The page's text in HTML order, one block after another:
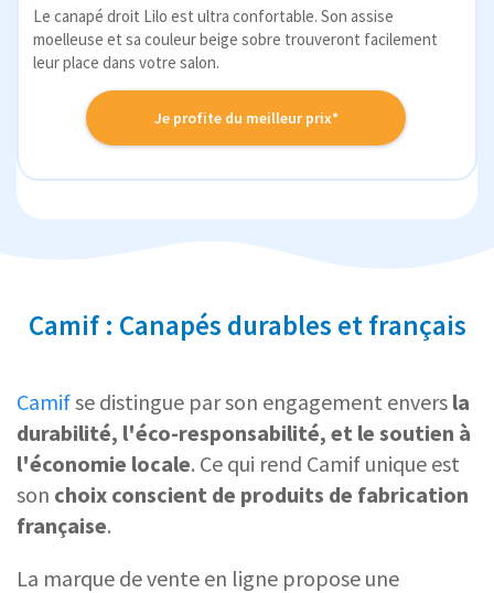
Le canapé droit Lilo est ultra confortable. Son assise
moelleuse et sa couleur beige sobre trouveront facilement
leur place dans votre salon.
Je profite du meilleur prix*
Camif : Canapés durables et français
Camifse distingue par son engagement envers la
durabilité, l'éco-responsabilité, et le soutien à
l'économie locale. Ce qui rend Camif unique est
son choix conscient de produits de fabrication
française.
La marque de vente en ligne propose une